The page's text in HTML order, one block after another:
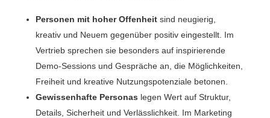
Personen mit hoher Offenheit sind neugierig,
kreativ und Neuem gegenüber positiv eingestellt. Im
Vertrieb sprechen sie besonders auf inspirierende
Demo-Sessions und Gespräche an, die Möglichkeiten,
Freiheit und kreative Nutzungspotenziale betonen.
Gewissenhafte Personas legen Wert auf Struktur,
Details, Sicherheit und Verlässlichkeit. Im Marketing